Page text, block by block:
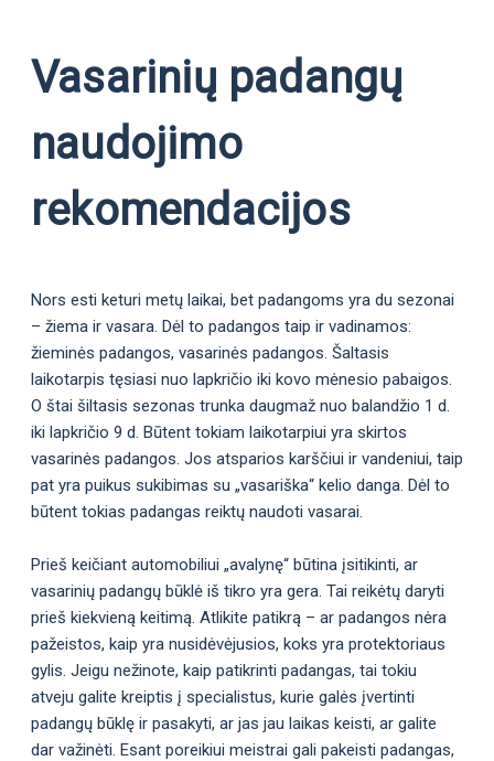
Vasarinių padangų
naudojimo
rekomendacijos
Nors esti keturi metų laikai, bet padangoms yra du sezonai
– žiema ir vasara. Dėl to padangos taip ir vadinamos:
žieminės padangos, vasarinės padangos. Šaltasis
laikotarpis tęsiasi nuo lapkričio iki kovo mėnesio pabaigos.
O štai šiltasis sezonas trunka daugmaž nuo balandžio 1 d.
iki lapkričio 9 d. Būtent tokiam laikotarpiui yra skirtos
vasarinės padangos. Jos atsparios karščiui ir vandeniui, taip
pat yra puikus sukibimas su „vasariška“ kelio danga. Dėl to
būtent tokias padangas reiktų naudoti vasarai.
Prieš keičiant automobiliui „avalynę“ būtina įsitikinti, ar
vasarinių padangų būklė iš tikro yra gera. Tai reikėtų daryti
prieš kiekvieną keitimą. Atlikite patikrą – ar padangos nėra
pažeistos, kaip yra nusidėvėjusios, koks yra protektoriaus
gylis. Jeigu nežinote, kaip patikrinti padangas, tai tokiu
atveju galite kreiptis į specialistus, kurie galės įvertinti
padangų būklę ir pasakyti, ar jas jau laikas keisti, ar galite
dar važinėti. Esant poreikiui meistrai gali pakeisti padangas,